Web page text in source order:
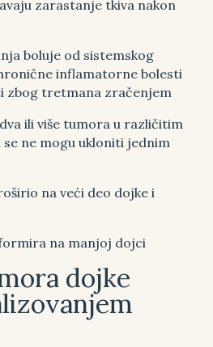
zarastanje tkiva nakon
boluje od sistemskog
inflamatorne bolesti
zbog tretmana zračenjem
ili više tumora u različitim
ne mogu ukloniti jednim
na veći deo dojke i
na manjoj dojci
dojke